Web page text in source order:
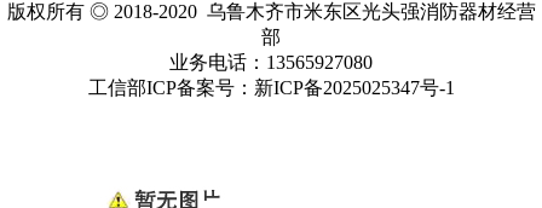
版权所有 ◎ 2018-2020 乌鲁木齐市米东区光头强消防器材经营
部
业务电话：13565927080
工信部ICP备案号： 新ICP备2025025347号-1